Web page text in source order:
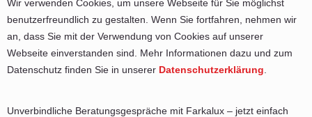
Wir verwenden Cookies, um unsere Webseite für Sie möglichst
benutzerfreundlich zu gestalten. Wenn Sie fortfahren, nehmen wir
an, dass Sie mit der Verwendung von Cookies auf unserer
Webseite einverstanden sind. Mehr Informationen dazu und zum
Datenschutz finden Sie in unserer Datenschutzerklärung
Unverbindliche Beratungsgespräche mit Farkalux – jetzt einfach